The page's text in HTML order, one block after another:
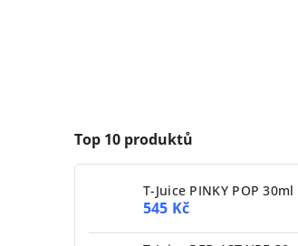
Top 10 produktů
T-Juice PINKY POP 30ml
545 Kč